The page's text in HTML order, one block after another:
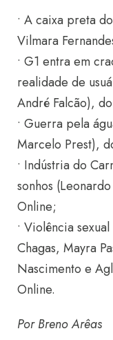
• A caixa preta
Vilmara
• G1 entra em
realidade de
André Falcão),
• Guerra pela
Marcelo Prest),
• Indústria do
sonhos
Online;
• Violência
Chagas, Mayra
Nascimento e
Online.
Por Breno Arêas